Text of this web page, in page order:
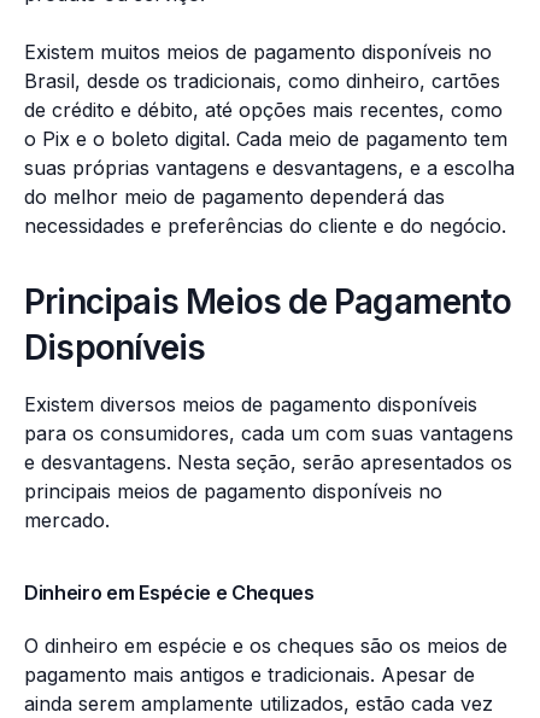
Existem muitos meios de pagamento disponíveis no
Brasil, desde os tradicionais, como dinheiro, cartões
de crédito e débito, até opções mais recentes, como
o Pix e o boleto digital. Cada meio de pagamento tem
suas próprias vantagens e desvantagens, e a escolha
do melhor meio de pagamento dependerá das
necessidades e preferências do cliente e do negócio.
Principais Meios de Pagamento
Disponíveis
Existem diversos meios de pagamento disponíveis
para os consumidores, cada um com suas vantagens
e desvantagens. Nesta seção, serão apresentados os
principais meios de pagamento disponíveis no
mercado.
Dinheiro em Espécie e Cheques
O dinheiro em espécie e os cheques são os meios de
pagamento mais antigos e tradicionais. Apesar de
ainda serem amplamente utilizados, estão cada vez